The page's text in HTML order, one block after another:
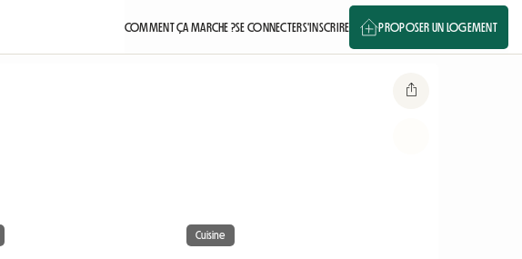
COMMENT ÇA MARCHE ?SE CONNECTERS'INSCRIRE PROPOSER UN LOGEMENT
Cuisine